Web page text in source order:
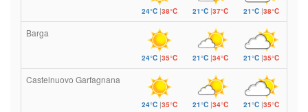
24°C |38°C 21°C |37°C 21°C |38°C
Barga
24°C |35°C 21°C |34°C 21°C |35°C
Castelnuovo Garfagnana
24°C |35°C 21°C |34°C 21°C |35°C